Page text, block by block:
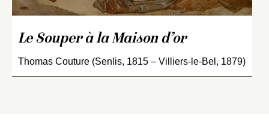
Le Souper à la Maison d’or
Thomas Couture (Senlis, 1815 – Villiers-le-Bel, 1879)